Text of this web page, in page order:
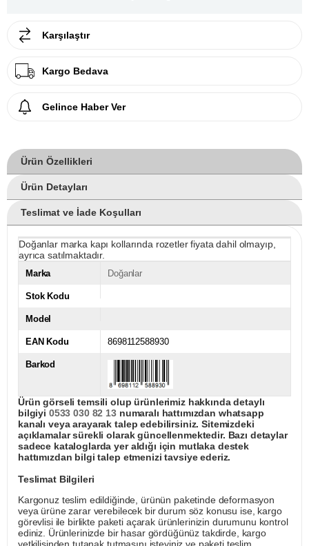
Karşılaştır
Kargo Bedava
Gelince Haber Ver
Ürün Özellikleri
Ürün Detayları
Teslimat ve İade Koşulları
Doğanlar marka kapı kollarında rozetler fiyata dahil olmayıp,
ayrıca satılmaktadır.
Marka Doğanlar
Stok Kodu
Model
EAN Kodu 8698112588930
Barkod
Ürün görseli temsili olup ürünlerimiz hakkında detaylı
bilgiyi 0533 030 82 13numaralı hattımızdan whatsapp
kanalı veya arayarak talep edebilirsiniz. Sitemizdeki
açıklamalar sürekli olarak güncellenmektedir. Bazı detaylar
sadece kataloglarda yer aldığı için mutlaka destek
hattımızdan bilgi talep etmenizi tavsiye ederiz.
Teslimat Bilgileri
Kargonuz teslim edildiğinde, ürünün paketinde deformasyon
veya ürüne zarar verebilecek bir durum söz konusu ise, kargo
görevlisi ile birlikte paketi açarak ürünlerinizin durumunu kontrol
ediniz. Ürünlerinizde bir hasar gördüğünüz takdirde, kargo